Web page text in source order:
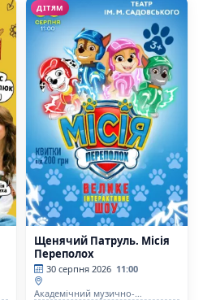
ДІТЯМ
Щенячий Патруль. Місія
Переполох
30 серпня 2026 11:00
Академічний музично-